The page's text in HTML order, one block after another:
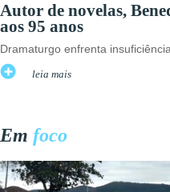
Autor de novelas,
aos 95 anos
Dramaturgo enfrenta
leia mais
Em foco